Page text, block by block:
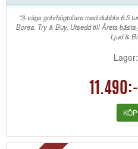
"3-vägs golvhögtalare med dubbla 6.5
Borea. Try & Buy. Utsedd till Årets
Ljud &
11.490:-
KÖP